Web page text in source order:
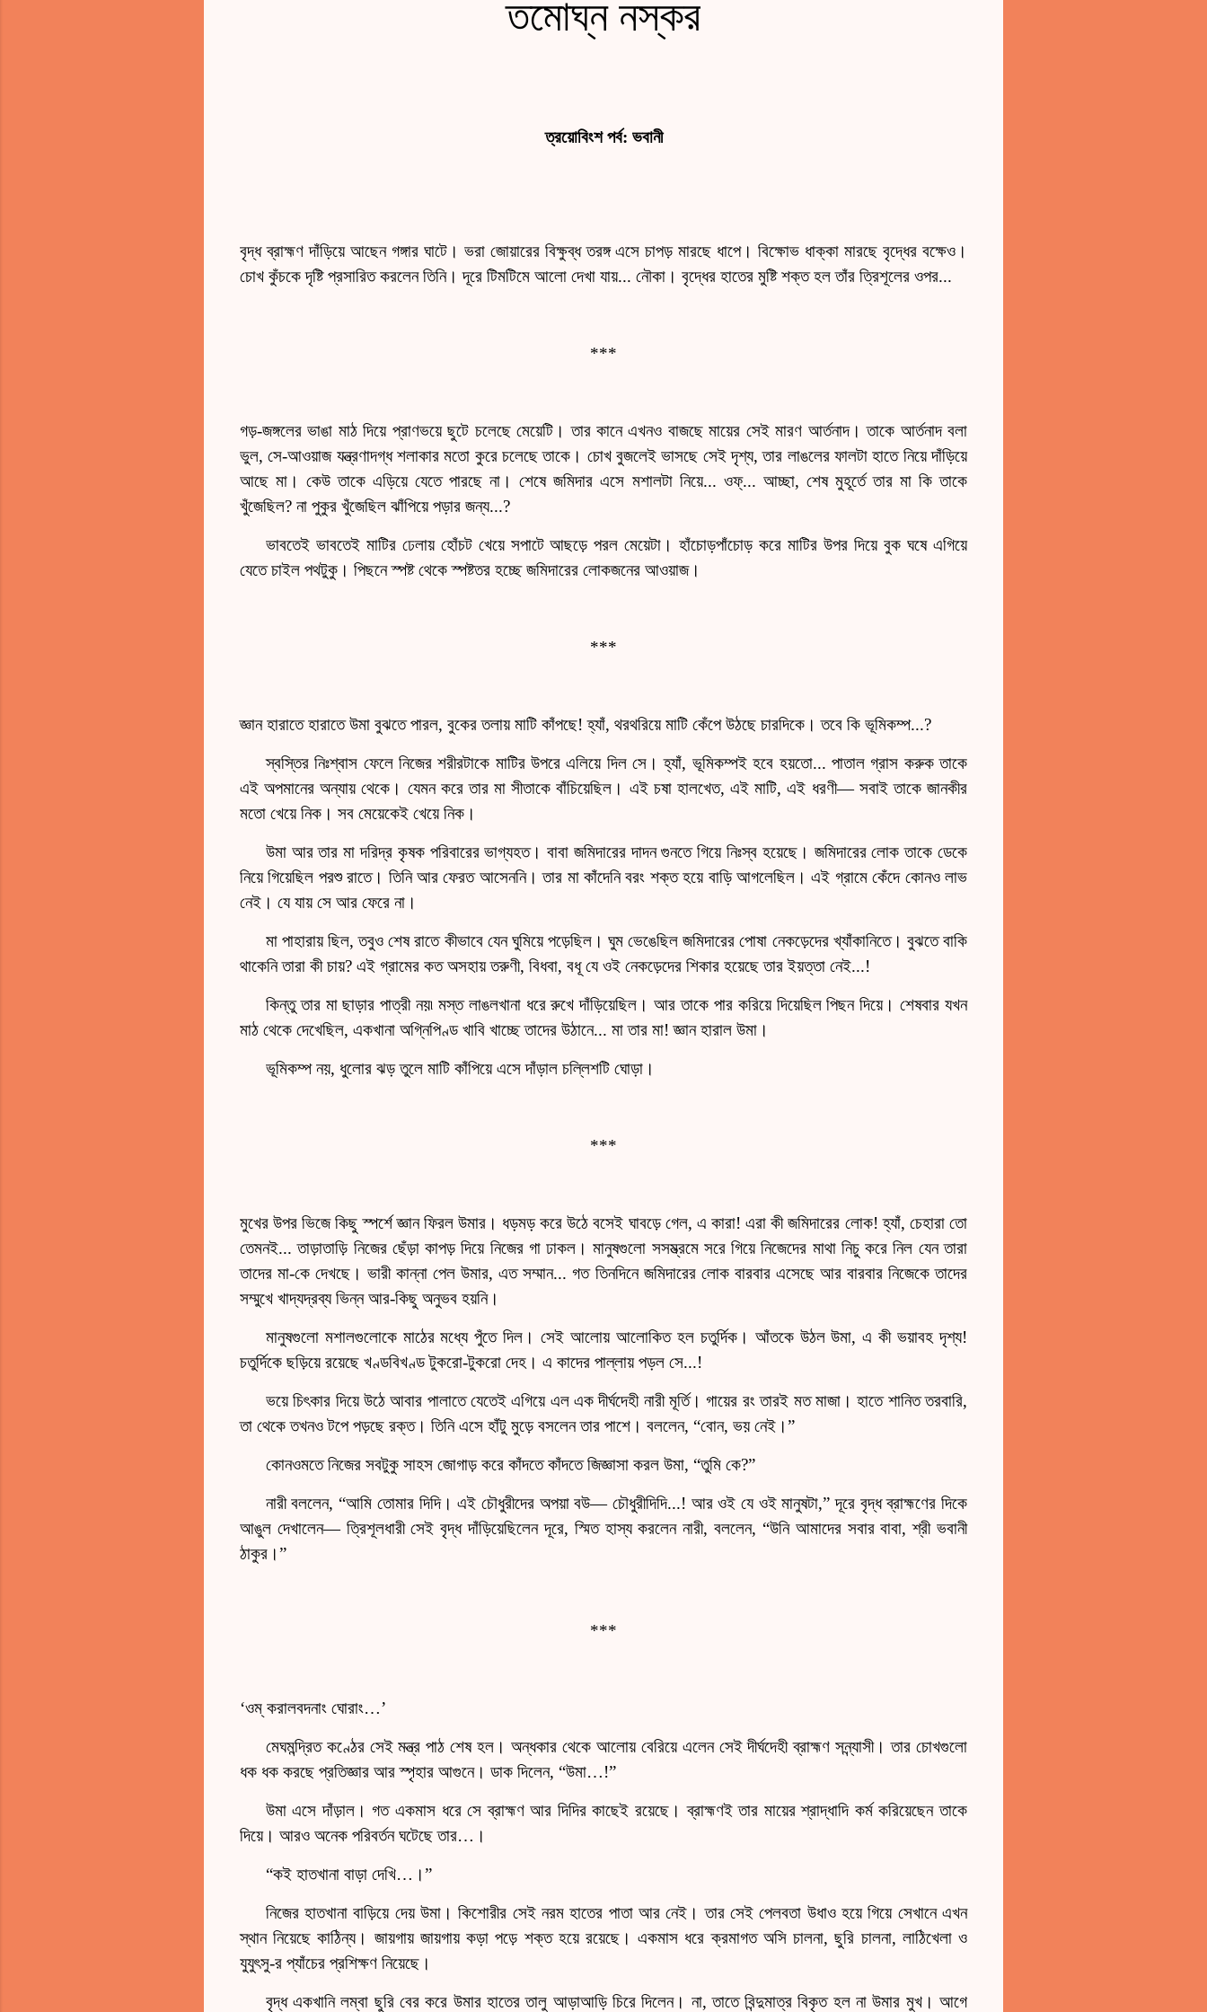
তমোঘ্ন নস্কর
ত্রয়োবিংশ পর্ব: ভবানী
বৃদ্ধ ব্রাহ্মণ দাঁড়িয়ে আছেন গঙ্গার ঘাটে। ভরা জোয়ারের বিক্ষুব্ধ তরঙ্গ এসে চাপড় মারছে ধাপে। বিক্ষোভ ধাক্কা মারছে বৃদ্ধের বক্ষেও।
চোখ কুঁচকে দৃষ্টি প্রসারিত করলেন তিনি। দূরে টিমটিমে আলো দেখা যায়... নৌকা। বৃদ্ধের হাতের মুষ্টি শক্ত হল তাঁর ত্রিশূলের ওপর...
***
গড়-জঙ্গলের ভাঙা মাঠ দিয়ে প্রাণভয়ে ছুটে চলেছে মেয়েটি। তার কানে এখনও বাজছে মায়ের সেই মারণ আর্তনাদ। তাকে আর্তনাদ বলা
ভুল, সে-আওয়াজ যন্ত্রণাদগ্ধ শলাকার মতো কুরে চলেছে তাকে। চোখ বুজলেই ভাসছে সেই দৃশ্য, তার লাঙলের ফালটা হাতে নিয়ে দাঁড়িয়ে
আছে মা। কেউ তাকে এড়িয়ে যেতে পারছে না। শেষে জমিদার এসে মশালটা নিয়ে... ওফ্‌... আচ্ছা, শেষ মুহূর্তে তার মা কি তাকে
খুঁজেছিল? না পুকুর খুঁজেছিল ঝাঁপিয়ে পড়ার জন্য...?
ভাবতেই ভাবতেই মাটির ঢেলায় হোঁচট খেয়ে সপাটে আছড়ে পরল মেয়েটা। হাঁচোড়পাঁচোড় করে মাটির উপর দিয়ে বুক ঘষে এগিয়ে
যেতে চাইল পথটুকু। পিছনে স্পষ্ট থেকে স্পষ্টতর হচ্ছে জমিদারের লোকজনের আওয়াজ।
***
জ্ঞান হারাতে হারাতে উমা বুঝতে পারল, বুকের তলায় মাটি কাঁপছে! হ্যাঁ, থরথরিয়ে মাটি কেঁপে উঠছে চারদিকে। তবে কি ভূমিকম্প...?
স্বস্তির নিঃশ্বাস ফেলে নিজের শরীরটাকে মাটির উপরে এলিয়ে দিল সে। হ্যাঁ, ভূমিকম্পই হবে হয়তো... পাতাল গ্রাস করুক তাকে
এই অপমানের অন্যায় থেকে। যেমন করে তার মা সীতাকে বাঁচিয়েছিল। এই চষা হালখেত, এই মাটি, এই ধরণী— সবাই তাকে জানকীর
মতো খেয়ে নিক। সব মেয়েকেই খেয়ে নিক।
উমা আর তার মা দরিদ্র কৃষক পরিবারের ভাগ্যহত। বাবা জমিদারের দাদন গুনতে গিয়ে নিঃস্ব হয়েছে। জমিদারের লোক তাকে ডেকে
নিয়ে গিয়েছিল পরশু রাতে। তিনি আর ফেরত আসেননি। তার মা কাঁদেনি বরং শক্ত হয়ে বাড়ি আগলেছিল। এই গ্রামে কেঁদে কোনও লাভ
নেই। যে যায় সে আর ফেরে না।
মা পাহারায় ছিল, তবুও শেষ রাতে কীভাবে যেন ঘুমিয়ে পড়েছিল। ঘুম ভেঙেছিল জমিদারের পোষা নেকড়েদের খ্যাঁকানিতে। বুঝতে বাকি
থাকেনি তারা কী চায়? এই গ্রামের কত অসহায় তরুণী, বিধবা, বধূ যে ওই নেকড়েদের শিকার হয়েছে তার ইয়ত্তা নেই...!
কিন্তু তার মা ছাড়ার পাত্রী নয়৷ মস্ত লাঙলখানা ধরে রুখে দাঁড়িয়েছিল। আর তাকে পার করিয়ে দিয়েছিল পিছন দিয়ে। শেষবার যখন
মাঠ থেকে দেখেছিল, একখানা অগ্নিপিণ্ড খাবি খাচ্ছে তাদের উঠানে... মা তার মা! জ্ঞান হারাল উমা।
ভূমিকম্প নয়, ধুলোর ঝড় তুলে মাটি কাঁপিয়ে এসে দাঁড়াল চল্লিশটি ঘোড়া।
***
মুখের উপর ভিজে কিছু স্পর্শে জ্ঞান ফিরল উমার। ধড়মড় করে উঠে বসেই ঘাবড়ে গেল, এ কারা! এরা কী জমিদারের লোক! হ্যাঁ, চেহারা তো
তেমনই... তাড়াতাড়ি নিজের ছেঁড়া কাপড় দিয়ে নিজের গা ঢাকল। মানুষগুলো সসম্ভ্রমে সরে গিয়ে নিজেদের মাথা নিচু করে নিল যেন তারা
তাদের মা-কে দেখছে। ভারী কান্না পেল উমার, এত সম্মান... গত তিনদিনে জমিদারের লোক বারবার এসেছে আর বারবার নিজেকে তাদের
সম্মুখে খাদ্যদ্রব্য ভিন্ন আর-কিছু অনুভব হয়নি।
মানুষগুলো মশালগুলোকে মাঠের মধ্যে পুঁতে দিল। সেই আলোয় আলোকিত হল চতুর্দিক। আঁতকে উঠল উমা, এ কী ভয়াবহ দৃশ্য!
চতুর্দিকে ছড়িয়ে রয়েছে খণ্ডবিখণ্ড টুকরো-টুকরো দেহ। এ কাদের পাল্লায় পড়ল সে...!
ভয়ে চিৎকার দিয়ে উঠে আবার পালাতে যেতেই এগিয়ে এল এক দীর্ঘদেহী নারী মূর্তি। গায়ের রং তারই মত মাজা। হাতে শানিত তরবারি,
তা থেকে তখনও টপে পড়ছে রক্ত। তিনি এসে হাঁটু মুড়ে বসলেন তার পাশে। বললেন, “বোন, ভয় নেই।”
কোনওমতে নিজের সবটুকু সাহস জোগাড় করে কাঁদতে কাঁদতে জিজ্ঞাসা করল উমা, “তুমি কে?”
নারী বললেন, “আমি তোমার দিদি। এই চৌধুরীদের অপয়া বউ— চৌধুরীদিদি...! আর ওই যে ওই মানুষটা,” দূরে বৃদ্ধ ব্রাহ্মণের দিকে
আঙুল দেখালেন— ত্রিশূলধারী সেই বৃদ্ধ দাঁড়িয়েছিলেন দূরে, স্মিত হাস্য করলেন নারী, বললেন, “উনি আমাদের সবার বাবা, শ্রী ভবানী
ঠাকুর।”
***
‘ওম্‌ করালবদনাং ঘোরাং…’
মেঘমন্দ্রিত কণ্ঠের সেই মন্ত্র পাঠ শেষ হল। অন্ধকার থেকে আলোয় বেরিয়ে এলেন সেই দীর্ঘদেহী ব্রাহ্মণ সন্ন্যাসী। তার চোখগুলো
ধক ধক করছে প্রতিজ্ঞার আর স্পৃহার আগুনে। ডাক দিলেন, “উমা…!”
উমা এসে দাঁড়াল। গত একমাস ধরে সে ব্রাহ্মণ আর দিদির কাছেই রয়েছে। ব্রাহ্মণই তার মায়ের শ্রাদ্ধাদি কর্ম করিয়েছেন তাকে
দিয়ে। আরও অনেক পরিবর্তন ঘটেছে তার… ।
“কই হাতখানা বাড়া দেখি… ।”
নিজের হাতখানা বাড়িয়ে দেয় উমা। কিশোরীর সেই নরম হাতের পাতা আর নেই। তার সেই পেলবতা উধাও হয়ে গিয়ে সেখানে এখন
স্থান নিয়েছে কাঠিন্য। জায়গায় জায়গায় কড়া পড়ে শক্ত হয়ে রয়েছে। একমাস ধরে ক্রমাগত অসি চালনা, ছুরি চালনা, লাঠিখেলা ও
যুযুৎসু-র প্যাঁচের প্রশিক্ষণ নিয়েছে।
বৃদ্ধ একখানি লম্বা ছুরি বের করে উমার হাতের তালু আড়াআড়ি চিরে দিলেন। না, তাতে বিন্দুমাত্র বিকৃত হল না উমার মুখ। আগে